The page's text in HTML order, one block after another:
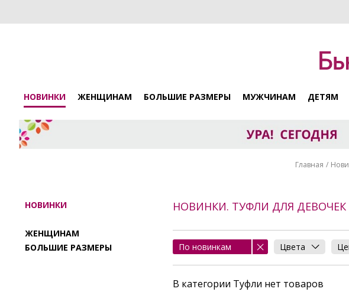
НОВИНКИ ЖЕНЩИНАМ БОЛЬШИЕ РАЗМЕРЫ МУЖЧИНАМ ДЕТЯМ
Главная
НОВИНКИ
ЖЕНЩИНАМ
БОЛЬШИЕ РАЗМЕРЫ
НОВИНКИ. ТУФЛИ ДЛЯ ДЕВОЧЕК
По новинкам Цвета
В категории Туфли нет товаров